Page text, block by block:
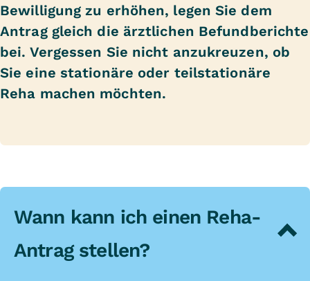
Bewilligung zu erhöhen, legen Sie dem
Antrag gleich die ärztlichen Befundberichte
bei. Vergessen Sie nicht anzukreuzen, ob
Sie eine stationäre oder teilstationäre
Reha machen möchten.
Wann kann ich einen Reha-
Antrag stellen?